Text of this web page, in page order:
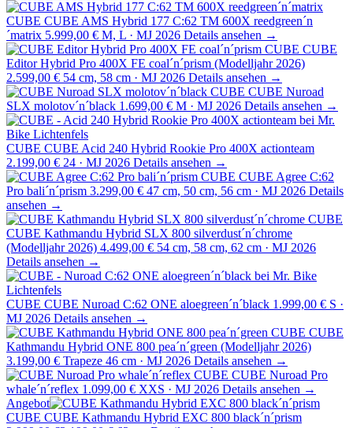
CUBE CUBE AMS Hybrid 177 C:62 TM 600X reedgreen´n
´matrix 5.999,00 € M, L · MJ 2026 Details ansehen →
CUBE CUBE
Editor Hybrid Pro 400X FE coal´n´prism (Modelljahr 2026)
2.599,00 € 54 cm, 58 cm · MJ 2026 Details ansehen →
CUBE CUBE Nuroad
SLX molotov´n´black 1.699,00 € M · MJ 2026 Details ansehen →
CUBE CUBE Acid 240 Hybrid Rookie Pro 400X actionteam
2.199,00 € 24 · MJ 2026 Details ansehen →
CUBE CUBE Agree C:62
Pro bali´n´prism 3.299,00 € 47 cm, 50 cm, 56 cm · MJ 2026 Details
ansehen →
CUBE
CUBE Kathmandu Hybrid SLX 800 silverdust´n´chrome
(Modelljahr 2026) 4.499,00 € 54 cm, 58 cm, 62 cm · MJ 2026
Details ansehen →
CUBE CUBE Nuroad C:62 ONE aloegreen´n´black 1.999,00 € S ·
MJ 2026 Details ansehen →
CUBE CUBE
Kathmandu Hybrid ONE 800 pea´n´green (Modelljahr 2026)
3.199,00 € Trapeze 46 cm · MJ 2026 Details ansehen →
CUBE CUBE Nuroad Pro
whale´n´reflex 1.099,00 € XXS · MJ 2026 Details ansehen →
Angebot
CUBE CUBE Kathmandu Hybrid EXC 800 black´n´prism